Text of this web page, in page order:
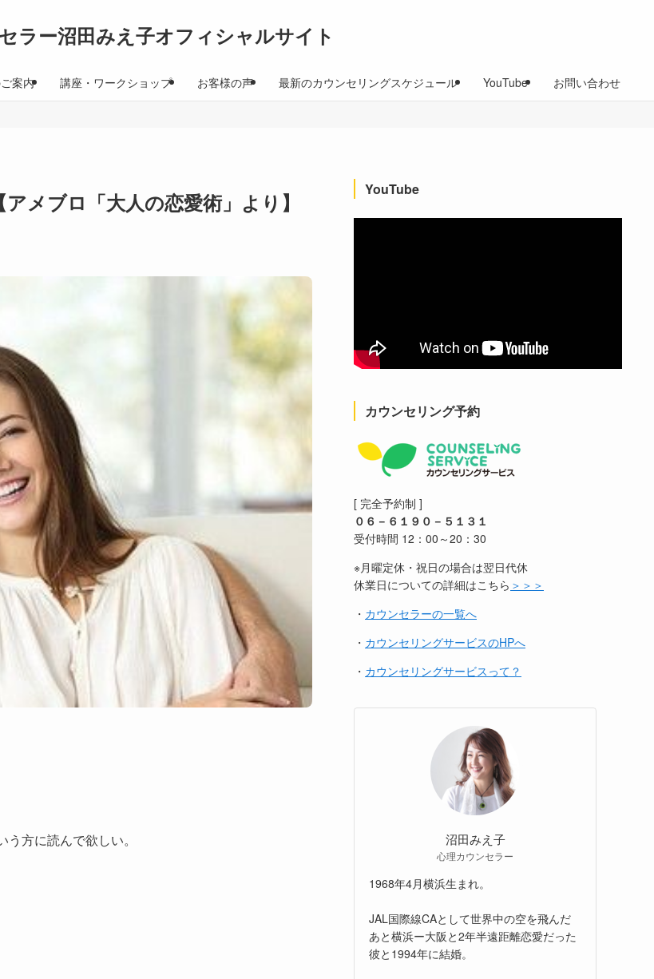
ラー沼田みえ子オフィシャルサイト
案内 講座・ワークショップ お客様の声 最新のカウンセリングスケジュール YouTube お問い合わせ
メブロ「大人の恋愛術」より】
方に読んで欲しい。
YouTube
カウンセリング予約
[ 完全予約制 ]
０６－６１９０－５１３１
受付時間 12：00～20：30
※月曜定休・祝日の場合は翌日代休
休業日についての詳細はこちら ＞＞＞
・ カウンセラーの一覧へ
・ カウンセリングサービスのHPへ
・ カウンセリングサービスって？
沼田みえ子
心理カウンセラー
1968年4月横浜生まれ。
JAL国際線CAとして世界中の空を飛んだ
あと横浜ー大阪と2年半遠距離恋愛だった
彼と1994年に結婚。